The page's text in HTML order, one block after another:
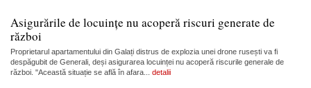
Asigurările de locuințe nu acoperă riscuri generate de
război
Proprietarul apartamentului din Galați distrus de explozia unei drone rusești va fi
despăgubit de Generali, deși asigurarea locuinței nu acoperă riscurile generale de
război. "Această situație se află în afara... detalii